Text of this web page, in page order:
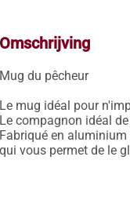
Omschrijving
Mug du pêcheur
Le mug idéal pour
Le compagnon idéal
Fabriqué en
qui vous permet de le